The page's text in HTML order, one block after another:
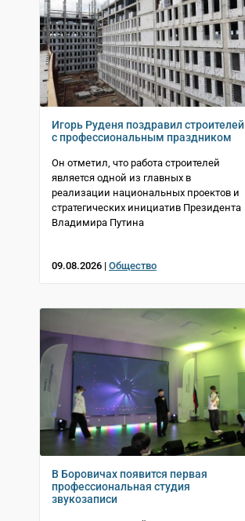
Игорь Руденя поздравил строителей
с профессиональным праздником
Он отметил, что работа строителей
является одной из главных в
реализации национальных проектов и
стратегических инициатив Президента
Владимира Путина
09.08.2026 | Общество
В Боровичах появится первая
профессиональная студия
звукозаписи